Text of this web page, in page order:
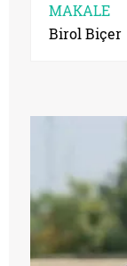
MAKALE
Birol Biçer